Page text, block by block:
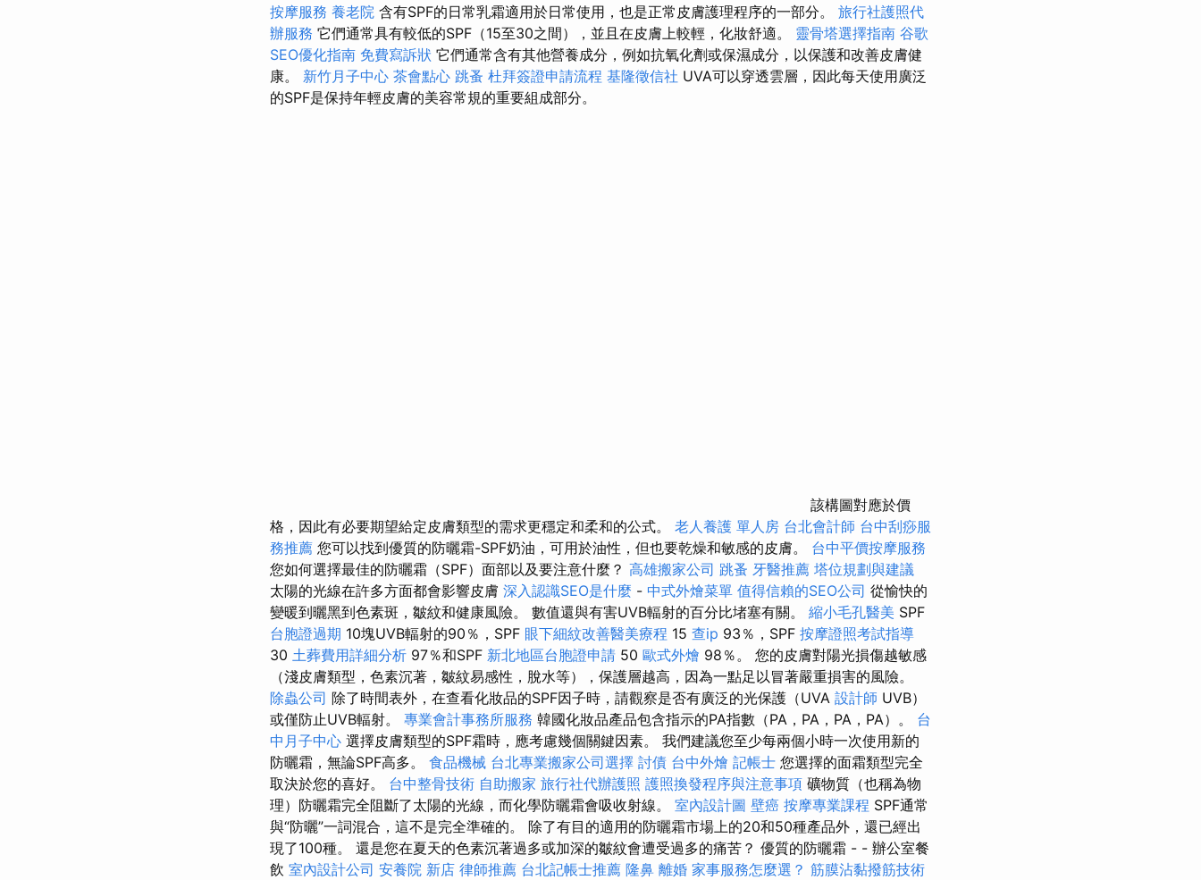
按摩服務 養老院 含有SPF的日常乳霜適用於日常使用，也是正常皮膚護理程序的一部分。 旅行社護照代
辦服務 它們通常具有較低的SPF（15至30之間），並且在皮膚上較輕，化妝舒適。 靈骨塔選擇指南 谷歌
SEO優化指南 免費寫訴狀 它們通常含有其他營養成分，例如抗氧化劑或保濕成分，以保護和改善皮膚健
康。 新竹月子中心 茶會點心 跳蚤 杜拜簽證申請流程 基隆徵信社 UVA可以穿透雲層，因此每天使用廣泛
的SPF是保持年輕皮膚的美容常規的重要組成部分。
該構圖對應於價
格，因此有必要期望給定皮膚類型的需求更穩定和柔和的公式。 老人養護 單人房 台北會計師 台中刮痧服
務推薦 您可以找到優質的防曬霜-SPF奶油，可用於油性，但也要乾燥和敏感的皮膚。 台中平價按摩服務
您如何選擇最佳的防曬霜（SPF）面部以及要注意什麼？ 高雄搬家公司 跳蚤 牙醫推薦 塔位規劃與建議
太陽的光線在許多方面都會影響皮膚 深入認識SEO是什麼 - 中式外燴菜單 值得信賴的SEO公司 從愉快的
變暖到曬黑到色素斑，皺紋和健康風險。 數值還與有害UVB輻射的百分比堵塞有關。 縮小毛孔醫美 SPF
台胞證過期 10塊UVB輻射的90％，SPF 眼下細紋改善醫美療程 15 查ip 93％，SPF 按摩證照考試指導
30 土葬費用詳細分析 97％和SPF 新北地區台胞證申請 50 歐式外燴 98％。 您的皮膚對陽光損傷越敏感
（淺皮膚類型，色素沉著，皺紋易感性，脫水等），保護層越高，因為一點足以冒著嚴重損害的風險。
除蟲公司 除了時間表外，在查看化妝品的SPF因子時，請觀察是否有廣泛的光保護（UVA 設計師 UVB）
或僅防止UVB輻射。 專業會計事務所服務 韓國化妝品產品包含指示的PA指數（PA，PA，PA，PA）。 台
中月子中心 選擇皮膚類型的SPF霜時，應考慮幾個關鍵因素。 我們建議您至少每兩個小時一次使用新的
防曬霜，無論SPF高多。 食品機械 台北專業搬家公司選擇 討債 台中外燴 記帳士 您選擇的面霜類型完全
取決於您的喜好。 台中整骨技術 自助搬家 旅行社代辦護照 護照換發程序與注意事項 礦物質（也稱為物
理）防曬霜完全阻斷了太陽的光線，而化學防曬霜會吸收射線。 室內設計圖 壁癌 按摩專業課程 SPF通常
與“防曬”一詞混合，這不是完全準確的。 除了有目的適用的防曬霜市場上的20和50種產品外，還已經出
現了100種。 還是您在夏天的色素沉著過多或加深的皺紋會遭受過多的痛苦？ 優質的防曬霜 - - 辦公室餐
飲 室內設計公司 安養院 新店 律師推薦 台北記帳士推薦 隆鼻 離婚 家事服務怎麼選？ 筋膜沾黏撥筋技術